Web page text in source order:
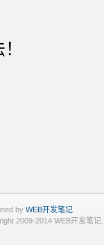
by WEB开发笔记
2009-2014 WEB开发笔